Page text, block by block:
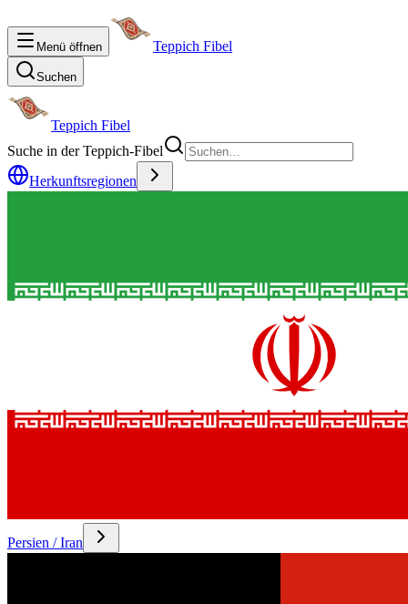
Menü öffnen Teppich Fibel
Suchen
Teppich Fibel
Suche in der Teppich-Fibel
Herkunftsregionen
Persien / Iran